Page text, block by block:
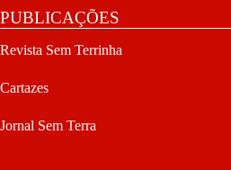
PUBLICAÇÕES
Revista Sem Terrinha
Cartazes
Jornal Sem Terra